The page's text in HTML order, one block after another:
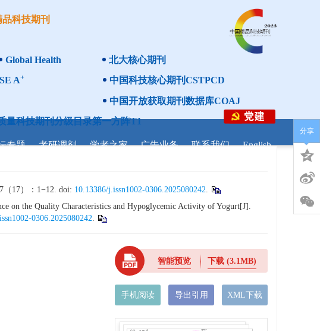
科技期刊
Global Health
北大核心期刊
A+ 中国科技核心期刊CSTPCD
中国开放获取期刊数据库COAJ
量科技期刊分级目录第一方阵T1
专题 考研调剂 学者之家 广告业务 联系我们
English
17）：1−12. doi: 10.13386/j.issn1002-0306.2025080242.
on the Quality Characteristics and Hypoglycemic Activity of Yogurt[J].
0306.2025080242.
智能预览 下载(3.1MB)
手机阅读 导出引用 XML下载
分享